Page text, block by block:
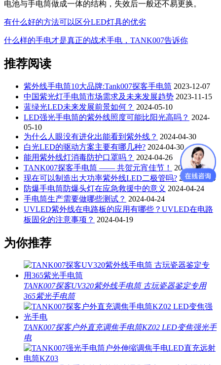
电池与手电筒做成一体的结构，失效后一般还不易更换。
有什么好的方法可以区分LED灯具的优劣
什么样的手电才是真正的战术手电，TANK007告诉你
推荐阅读
紫外线手电筒10大品牌:Tank007探客手电筒 2023-12-07
中国紫光灯手电筒市场需求及未来发展趋势 2023-11-15
蓝绿光LED未来发展前景如何？ 2024-05-10
LED强光手电筒的紫外线照度可能比阳光高吗？ 2024-
05-10
为什么人眼没有进化出能看到紫外线？ 2024-04-30
白光LED的驱动方案主要有哪几种? 2024-04-30
能用紫外线灯消毒防护口罩吗？ 2024-04-26
TANK007探客手电筒 —— 共贺元宵佳节！
2024-04-26
现在可以制造出大功率紫外线LED二极管吗? 2024-04-24
防爆手电筒防爆头灯在应急救援中的意义 2024-04-24
手电筒生产需要做哪些测试？ 2024-04-24
UVLED紫外线在电路板的应用有哪些？UVLED在电路
板固化的注意事项？ 2024-04-19
为你推荐
TANK007探客UV320紫外线手电筒 古玩瓷器鉴定专用
365紫光手电筒
TANK007探客户外直充调焦手电筒KZ02 LED变焦强光手
电